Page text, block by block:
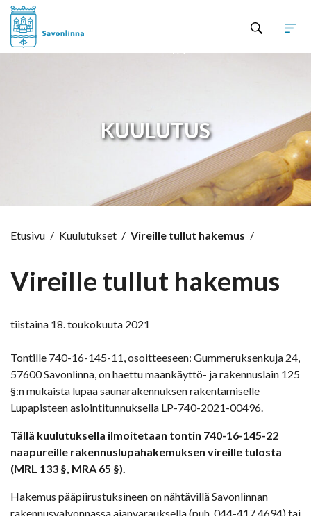
KUULUTUS
Etusivu / Kuulutukset / Vireille tullut hakemus /
Vireille tullut hakemus
tiistaina 18. toukokuuta 2021
Tontille 740-16-145-11, osoitteeseen: Gummeruksenkuja 24,
57600 Savonlinna, on haettu maankäyttö- ja rakennuslain 125
§:n mukaista lupaa saunarakennuksen rakentamiselle
Lupapisteen asiointitunnuksella LP-740-2021-00496.
Tällä kuulutuksella ilmoitetaan tontin 740-16-145-22
naapureille rakennuslupahakemuksen vireille tulosta
(MRL 133 §, MRA 65 §).
Hakemus pääpiirustuksineen on nähtävillä Savonlinnan
rakennusvalvonnassa ajanvarauksella (puh. 044-417 4694) tai